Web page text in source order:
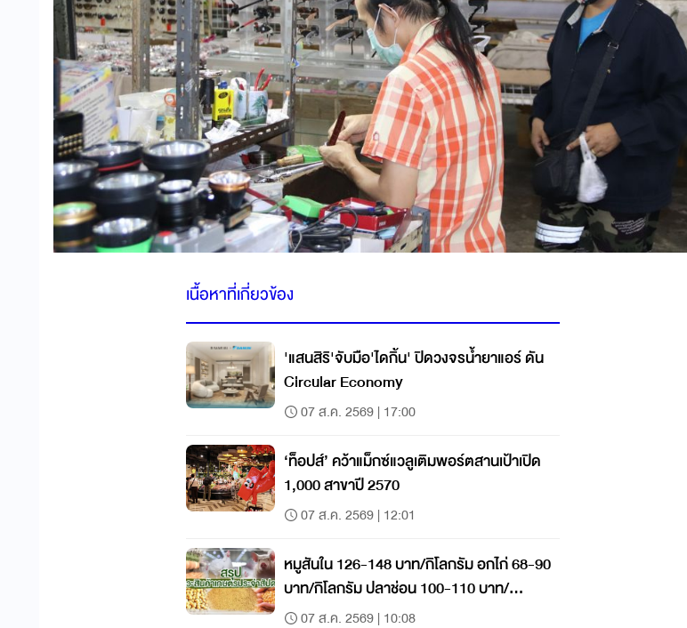
เนื้อหาที่เกี่ยวข้อง
'แสนสิริ'จับมือ'ไดกิ้น' ปิดวงจรน้ำยาแอร์ ดัน
Circular Economy
07 ส.ค. 2569 | 17:00
‘ท็อปส์’ คว้าแม็กซ์แวลูเติมพอร์ตสานเป้าเปิด
1,000 สาขาปี 2570
07 ส.ค. 2569 | 12:01
หมูสันใน 126-148 บาท/กิโลกรัม อกไก่ 68-90
บาท/กิโลกรัม ปลาช่อน 100-110 บาท/
กิโลกรัม
07 ส.ค. 2569 | 10:08